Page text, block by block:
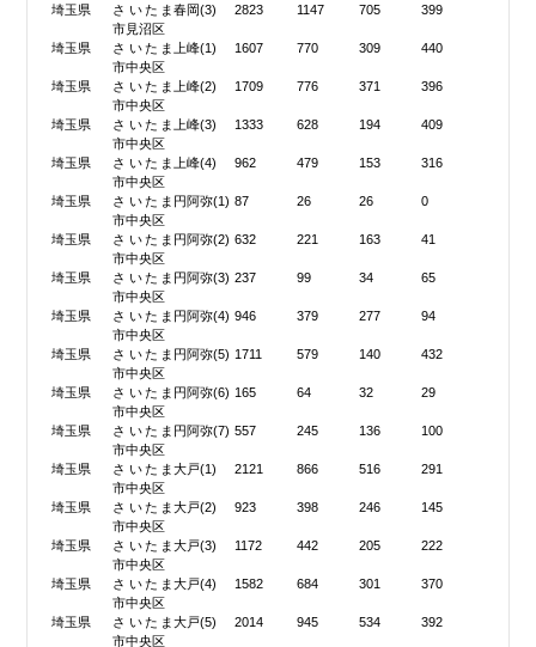
埼玉県
さいたま
市見沼区
春岡(3) 2823 1147 705 399
埼玉県
さいたま
市中央区
上峰(1) 1607 770 309 440
埼玉県
さいたま
市中央区
上峰(2) 1709 776 371 396
埼玉県
さいたま
市中央区
上峰(3) 1333 628 194 409
埼玉県
さいたま
市中央区
上峰(4) 962 479 153 316
埼玉県
さいたま
市中央区
円阿弥(1) 87 26 26 0
埼玉県
さいたま
市中央区
円阿弥(2) 632 221 163 41
埼玉県
さいたま
市中央区
円阿弥(3) 237 99 34 65
埼玉県
さいたま
市中央区
円阿弥(4) 946 379 277 94
埼玉県
さいたま
市中央区
円阿弥(5) 1711 579 140 432
埼玉県
さいたま
市中央区
円阿弥(6) 165 64 32 29
埼玉県
さいたま
市中央区
円阿弥(7) 557 245 136 100
埼玉県
さいたま
市中央区
大戸(1) 2121 866 516 291
埼玉県
さいたま
市中央区
大戸(2) 923 398 246 145
埼玉県
さいたま
市中央区
大戸(3) 1172 442 205 222
埼玉県
さいたま
市中央区
大戸(4) 1582 684 301 370
埼玉県
さいたま
市中央区
大戸(5) 2014 945 534 392